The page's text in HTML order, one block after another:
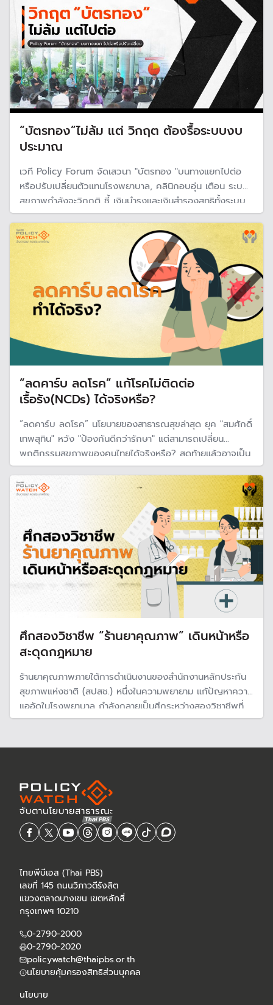
“บัตรทอง”ไม่ล้ม แต่ วิกฤต ต้องรื้อระบบงบ
ประมาณ
เวที Policy Forum จัดเสวนา "บัตรทอง "บนทางแยกไปต่อ
หรือปรับเปลี่ยนตัวแทนโรงพยาบาล, คลินิกอบอุ่น เตือน ระบบ
สุขภาพกำลังจะวิกฤติ ชี้ เงินบำรุงและเงินสำรองสุทธิทั้งระบบ
เหลือแค่ 4.6 หมื่นล้านและมีแนวโน้มลดลงหวั่นปี 2570 เผชิญ
วิกฤติอีกรอบ แนะรื้อระบบงบประมาณ
“ลดคาร์บ ลดโรค” แก้โรคไม่ติดต่อ
เรื้อรัง(NCDs) ได้จริงหรือ?
“ลดคาร์บ ลดโรค” นโยบายของสาธารณสุขล่าสุด ยุค "สมศักดิ์
เทพสุทิน" หวัง "ป้องกันดีกว่ารักษา" แต่สามารถเปลี่ยน
พฤติกรรมสุขภาพของคนไทยได้จริงหรือ? สุดท้ายแล้วอาจเป็น
เพียงนโยบายเพื่อหวังประหยัดงบประมาณ แต่ไม่สามารถเปลี่ยน
พฤติกรรมได้จริง
ศึกสองวิชาชีพ “ร้านยาคุณภาพ” เดินหน้าหรือ
สะดุดกฎหมาย
ร้านยาคุณภาพภายใต้การดำเนินงานของสำนักงานหลักประกัน
สุขภาพแห่งชาติ (สปสช.) หนึ่งในความพยายาม แก้ปัญหาความ
แออัดในโรงพยาบาล กำลังกลายเป็นศึกระหว่างสองวิชาชีพที่
ต้องจับตาว่าจะจบลงอย่างไร
ไทยพีบีเอส (Thai PBS)
เลขที่ 145 ถนนวิภาวดีรังสิต
แขวงตลาดบางเขน เขตหลักสี่
กรุงเทพฯ 10210
0-2790-2000
0-2790-2020
policywatch@thaipbs.or.th
นโยบายคุ้มครองสิทธิส่วนบุคคล
นโยบาย